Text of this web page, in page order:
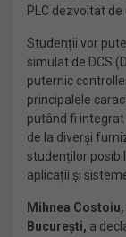
PLC dezvoltat
Studenții vor
simulat de DCS
puternic
principalele
putând fi
de la diverși
studenților
aplicații și
Mihnea
București, a